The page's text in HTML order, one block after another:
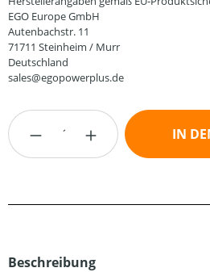
EGO Europe GmbH
Autenbachstr. 11
71711 Steinheim / Murr
Deutschland
sales@egopowerplus.de
Produkt Anzahl: Gib
IN
Beschreibung